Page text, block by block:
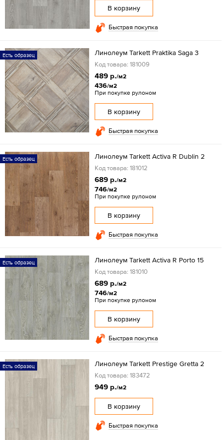
В корзину
Быстрая покупка
Есть образец Линолеум Tarkett Praktika Saga 3
Код товара: 181009
489 р./м2
436/м2
При покупке рулоном
В корзину
Быстрая покупка
Есть образец Линолеум Tarkett Activa R Dublin 2
Код товара: 181012
689 р./м2
746/м2
При покупке рулоном
В корзину
Быстрая покупка
Есть образец Линолеум Tarkett Activa R Porto 15
Код товара: 181010
689 р./м2
746/м2
При покупке рулоном
В корзину
Быстрая покупка
Есть образец Линолеум Tarkett Prestige Gretta 2
Код товара: 183472
949 р./м2
В корзину
Быстрая покупка